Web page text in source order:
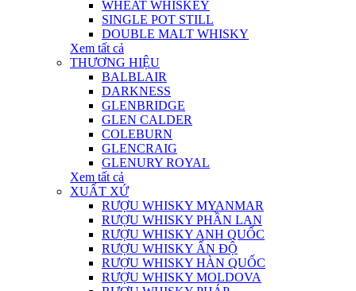
WHEAT WHISKEY
SINGLE POT STILL
DOUBLE MALT WHISKY
Xem tất cả
THƯƠNG HIỆU
BALBLAIR
DARKNESS
GLENBRIDGE
GLEN CALDER
COLEBURN
GLENCRAIG
GLENURY ROYAL
Xem tất cả
XUẤT XỨ
RƯỢU WHISKY MYANMAR
RƯỢU WHISKY PHẦN LAN
RƯỢU WHISKY ANH QUỐC
RƯỢU WHISKY ẤN ĐỘ
RƯỢU WHISKY HÀN QUỐC
RƯỢU WHISKY MOLDOVA